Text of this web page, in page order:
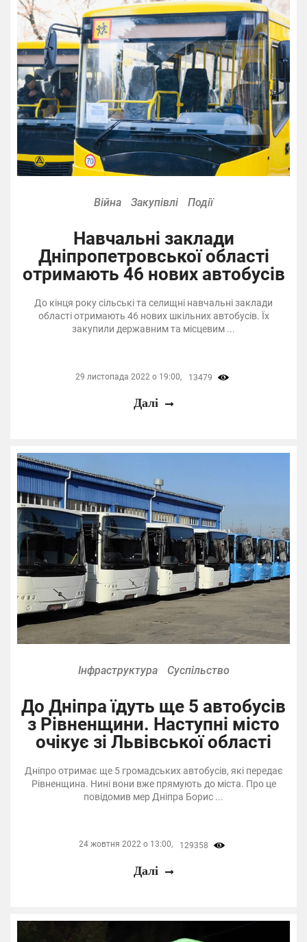
Війна Закупівлі Події
Навчальні заклади
Дніпропетровської області
отримають 46 нових автобусів
До кінця року сільські та селищні навчальні заклади
області отримають 46 нових шкільних автобусів. Їх
закупили державним та місцевим ...
29 листопада 2022 о 19:00, 13479
Далі
Інфраструктура Суспільство
До Дніпра їдуть ще 5 автобусів
з Рівненщини. Наступні місто
очікує зі Львівської області
Дніпро отримає ще 5 громадських автобусів, які передає
Рівненщина. Нині вони вже прямують до міста. Про це
повідомив мер Дніпра Борис ...
24 жовтня 2022 о 13:00, 129358
Далі